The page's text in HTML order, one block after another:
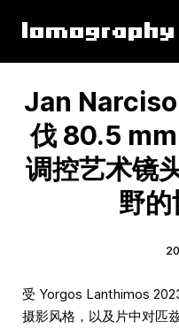
Jan
伐 80.5
调控艺术镜
野的
受 Yorgos Lanthimos
摄影风格，以及片中对匹